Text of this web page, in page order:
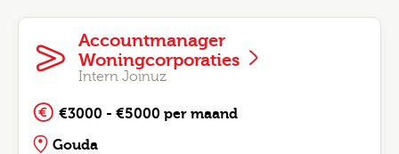
Accountmanager
Woningcorporaties
Intern Joinuz
€3000 - €5000 per maand
Gouda